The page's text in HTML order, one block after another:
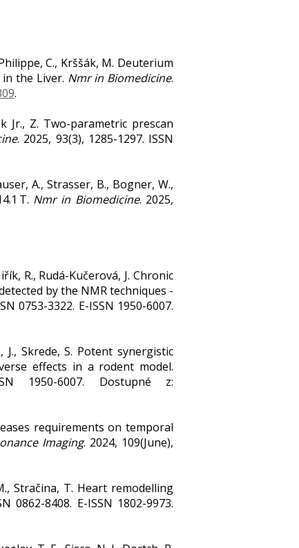
C., Krššák, M. Deuterium
the Liver. Nmr in Biomedicine.
.
Jr., Z. Two-parametric prescan
. 2025, 93(3), 1285-1297. ISSN
A., Strasser, B., Bogner, W.,
T. Nmr in Biomedicine. 2025,
R., Rudá-Kučerová, J. Chronic
by the NMR techniques -
0753-3322. E-ISSN 1950-6007.
J., Skrede, S. Potent synergistic
effects in a rodent model.
1950-6007. Dostupné z:
requirements on temporal
Imaging. 2024, 109(June),
Stračina, T. Heart remodelling
0862-8408. E-ISSN 1802-9973.